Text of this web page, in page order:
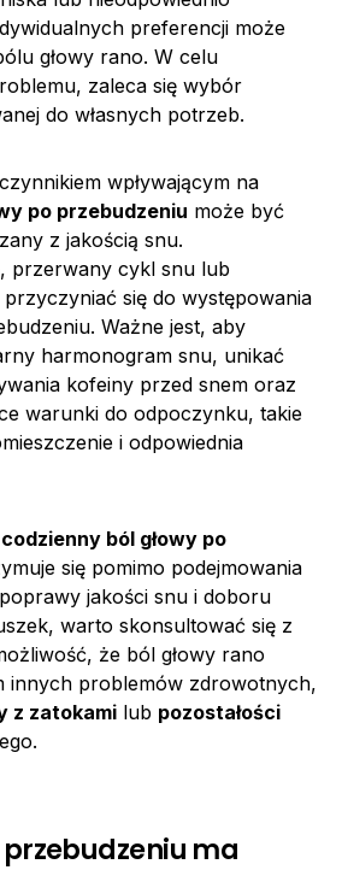
preferencji może
głowy rano. W celu
zaleca się wybór
do własnych potrzeb.
wpływającym na
po przebudzeniu może być
z jakością snu.
przerwany cykl snu lub
przyczyniać się do występowania
Ważne jest, aby
harmonogram snu, unikać
kofeiny przed snem oraz
warunki do odpoczynku, takie
i odpowiednia
codzienny ból głowy po
się pomimo podejmowania
jakości snu i doboru
warto skonsultować się z
że ból głowy rano
innych problemów zdrowotnych,
z zatokami lub pozostałości
przebudzeniu ma